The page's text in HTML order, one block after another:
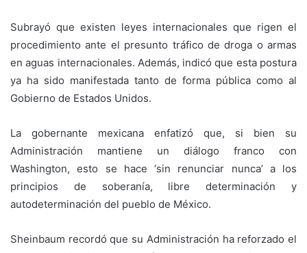
Subrayó que existen leyes internacionales que rigen el
procedimiento ante el presunto tráfico de droga o armas
en aguas internacionales. Además, indicó que esta postura
ya ha sido manifestada tanto de forma pública como al
Gobierno de Estados Unidos.
La gobernante mexicana enfatizó que, si bien su
Administración mantiene un diálogo franco con
Washington, esto se hace ‘sin renunciar nunca’ a los
principios de soberanía, libre determinación y
autodeterminación del pueblo de México.
Sheinbaum recordó que su Administración ha reforzado el